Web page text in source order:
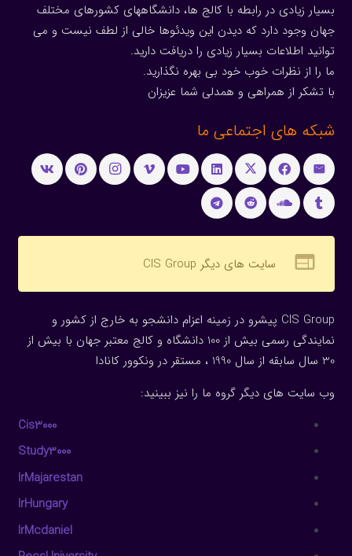
بسیار زیادی در رابطه با کالج ها، دانشگاههای کشورهای مختلف
جهان وجود دارد که دیدن این ویدئوها خالی از لطف نیست و می
توانید اطلاعات بسیار زیادی را دریافت دارید.
ما را از نظرات خوب خود بی بهره نگذارید.
با تشکر از همراهی و همدلی شما عزیزان
شبکه های اجتماعی ما
web سایت های دیگر CIS Group
CIS Group پیشرو در زمینه اعزام دانشجو به خارج از کشور و
نمایندگی رسمی بیش از 100 دانشگاه و کالج معتبر جهان با بیش از
30 سال سابقه از سال 1990 ، مستقر در ونکوور کانادا
وب سایت های دیگر گروه ما را نیز ببینید:
Cis3000
Study3000
IrMajarestan
IrHungary
IrMcdaniel